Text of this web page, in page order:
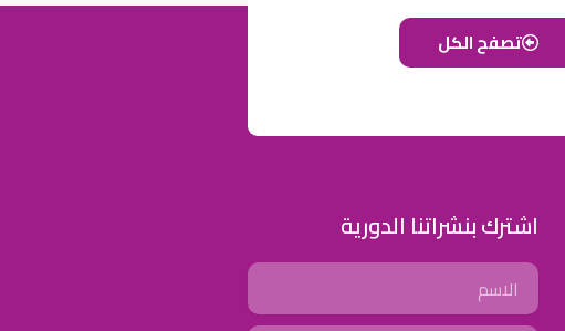
تصفح الكل
اشترك بنشراتنا الدورية
Name